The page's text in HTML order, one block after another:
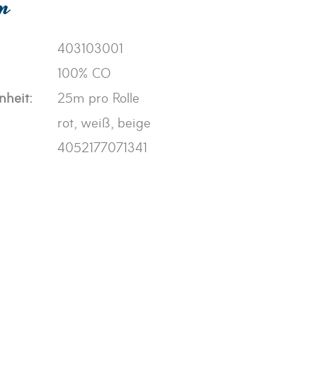
403103001
100% CO
25m pro Rolle
rot, weiß, beige
4052177071341